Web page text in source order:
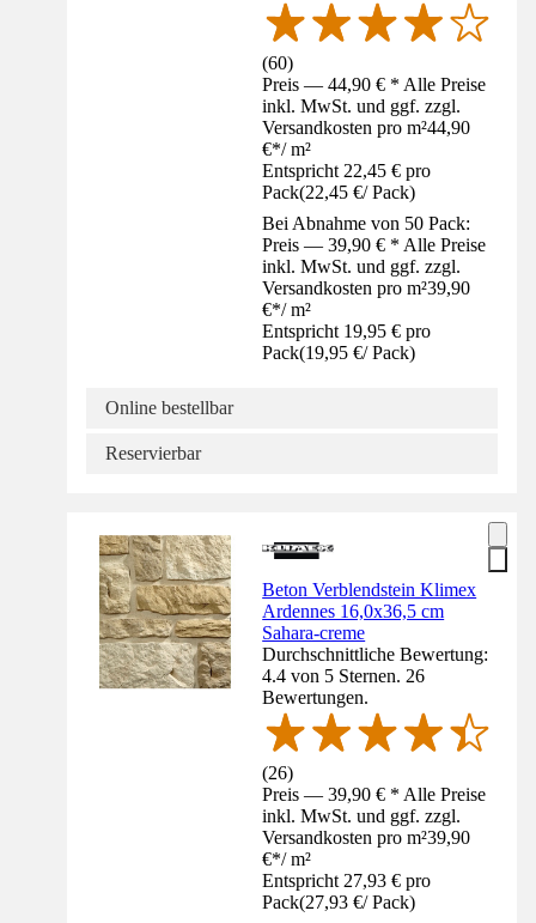
(60)
Preis — 44,90 € * Alle Preise
inkl. MwSt. und ggf. zzgl.
Versandkosten pro m²44,90
€*/ m²
Entspricht 22,45 € pro
Pack(22,45 €/ Pack)
Bei Abnahme von 50 Pack:
Preis — 39,90 € * Alle Preise
inkl. MwSt. und ggf. zzgl.
Versandkosten pro m²39,90
€*/ m²
Entspricht 19,95 € pro
Pack(19,95 €/ Pack)
Online bestellbar
Reservierbar
Beton Verblendstein Klimex
Ardennes 16,0x36,5 cm
Sahara-creme
Durchschnittliche Bewertung:
4.4 von 5 Sternen. 26
Bewertungen.
(26)
Preis — 39,90 € * Alle Preise
inkl. MwSt. und ggf. zzgl.
Versandkosten pro m²39,90
€*/ m²
Entspricht 27,93 € pro
Pack(27,93 €/ Pack)